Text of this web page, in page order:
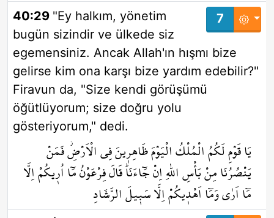
7
40:29 "Ey halkım, yönetim
bugün sizindir ve ülkede siz
egemensiniz. Ancak Allah'ın hışmı bize
gelirse kim ona karşı bize yardım edebilir?"
Firavun da, "Size kendi görüşümü
öğütlüyorum; size doğru yolu
gösteriyorum," dedi.
يَا قَوْمِ لَكُمُ الْمُلْكُ الْيَوْمَ ظَاهِر۪ينَ فِي الْاَرْضِۘ فَمَنْ
يَنْصُرُنَا مِنْ بَأْسِ اللّٰهِ اِنْ جَٓاءَنَاۜ قَالَ فِرْعَوْنُ مَٓا اُر۪يكُمْ اِلَّا
مَٓا اَرٰى وَمَٓا اَهْد۪يكُمْ اِلَّا سَب۪يلَ الرَّشَادِ